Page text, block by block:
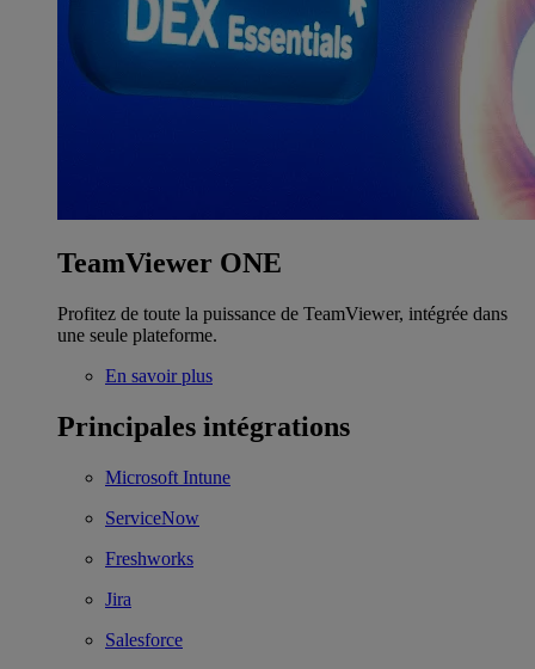
TeamViewer ONE
Profitez de toute la puissance de TeamViewer, intégrée dans
une seule plateforme.
En savoir plus
Principales intégrations
Microsoft Intune
ServiceNow
Freshworks
Jira
Salesforce